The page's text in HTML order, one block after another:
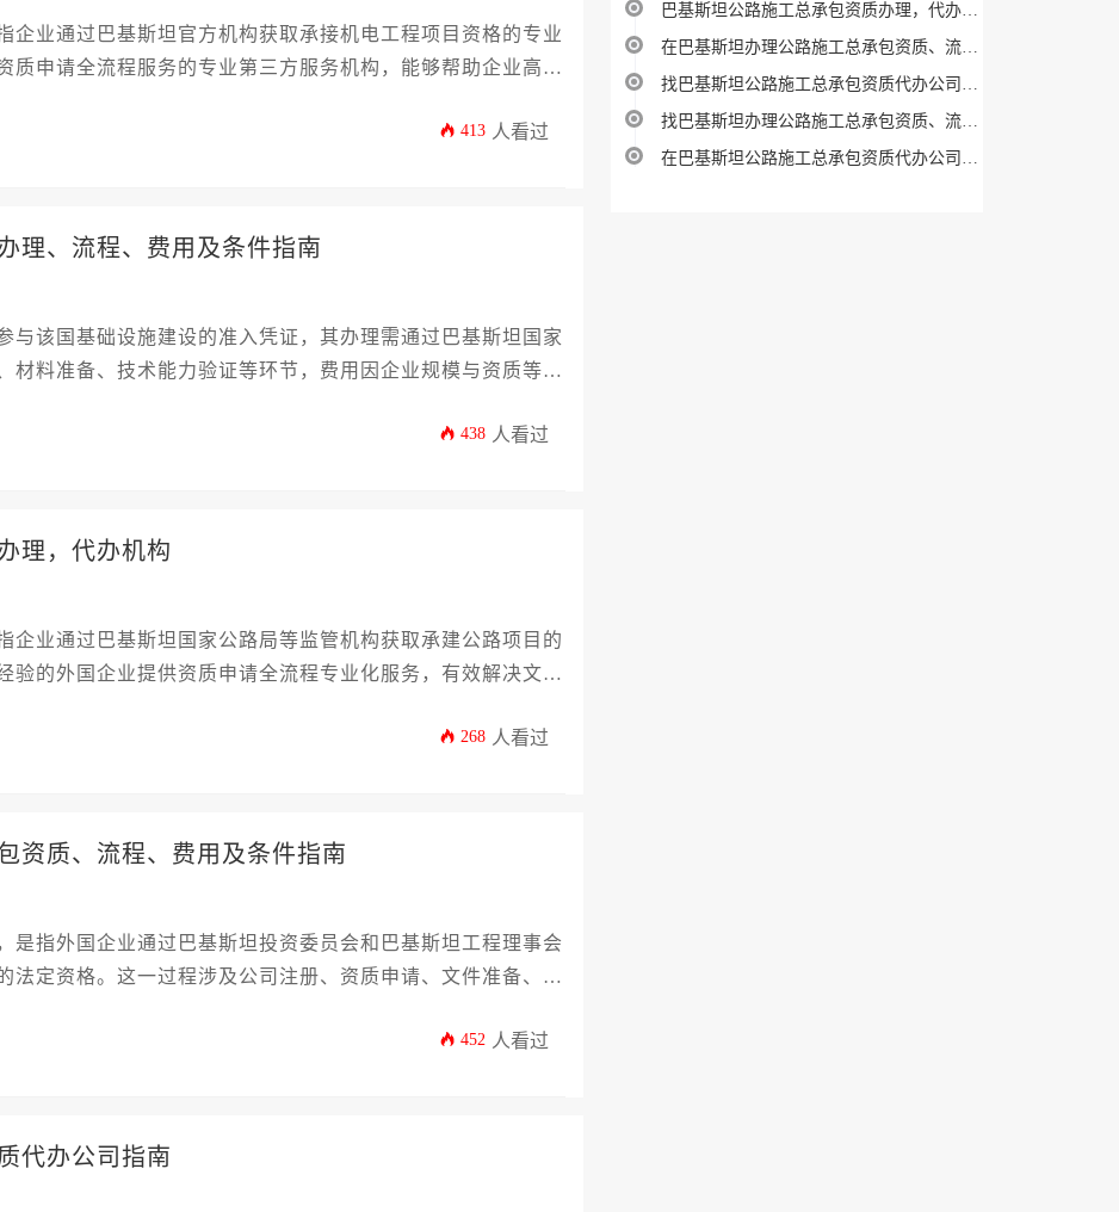
企业通过巴基斯坦官方机构获取承接机电工程项目资格的专业
质申请全流程服务的专业第三方服务机构，能够帮助企业高效
413 人看过
理、流程、费用及条件指南
与该国基础设施建设的准入凭证，其办理需通过巴基斯坦国家
材料准备、技术能力验证等环节，费用因企业规模与资质等级
438 人看过
理，代办机构
企业通过巴基斯坦国家公路局等监管机构获取承建公路项目的
验的外国企业提供资质申请全流程专业化服务，有效解决文件
268 人看过
资质、流程、费用及条件指南
是指外国企业通过巴基斯坦投资委员会和巴基斯坦工程理事会
法定资格。这一过程涉及公司注册、资质申请、文件准备、费
月时间。
452 人看过
代办公司指南
巴基斯坦公路施工总承包资质办理，代办机构
在巴基斯坦办理公路施工总承包资质、流程、费用及条件指南
找巴基斯坦公路施工总承包资质代办公司指南
找巴基斯坦办理公路施工总承包资质、流程、费用及条件指南
在巴基斯坦公路施工总承包资质代办公司指南